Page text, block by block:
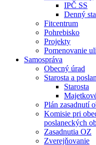
IPČ SS
Denný
Fitcentrum
Pohrebisko
Projekty
Pomenovanie
Samospráva
Obecný úrad
Starosta a
Starosta
Plán zasadnutí
Komisie pri
poslaneckých
Zasadnutia OZ
Zverejňovanie